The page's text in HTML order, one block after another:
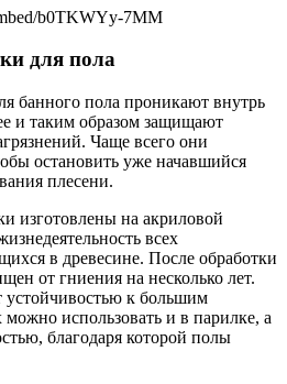
b0TKWYy-7MM
для пола
банного пола проникают внутрь
и таким образом защищают
Чаще всего они
остановить уже начавшийся
плесени.
изготовлены на акриловой
всех
в древесине. После обработки
от гниения на несколько лет.
устойчивостью к большим
использовать и в парилке, а
благодаря которой полы